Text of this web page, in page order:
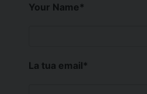
Your Name*
La tua email*